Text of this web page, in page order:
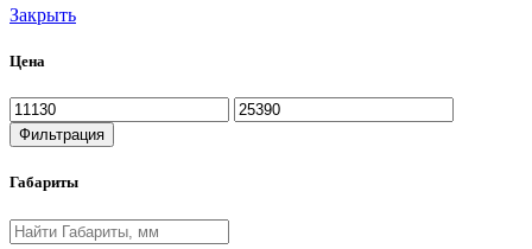
Закрыть
Цена
Минимальная
цена
Максимальная
цена
Фильтрация
Габариты